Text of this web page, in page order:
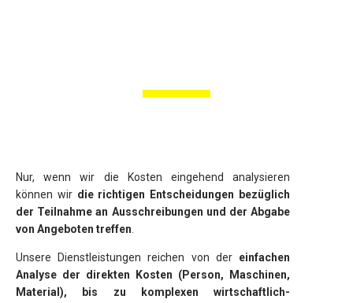
Nur, wenn wir die Kosten eingehend analysieren
können wir die richtigen Entscheidungen bezüglich
der Teilnahme an Ausschreibungen und der Abgabe
von Angeboten treffen
Unsere Dienstleistungen reichen von der einfachen
Analyse der direkten Kosten (Person, Maschinen,
Material), bis zu komplexen wirtschaftlich-